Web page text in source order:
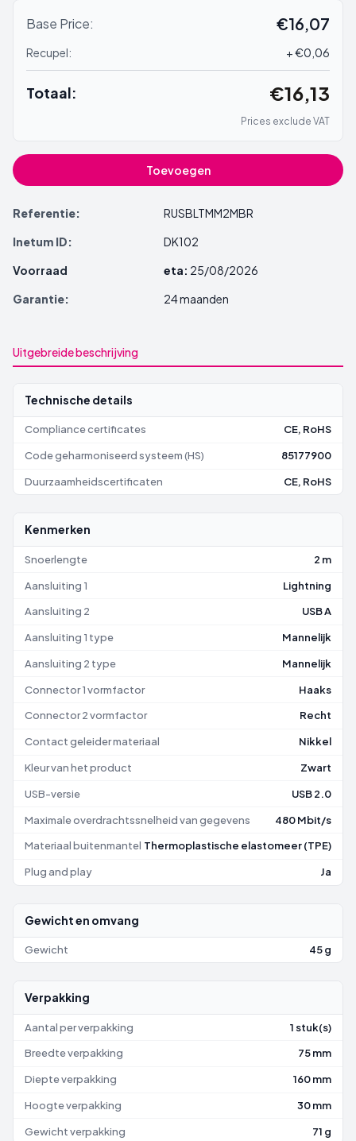
Base Price: €16,07
Recupel: + €0,06
Totaal: €16,13
Prices exclude VAT
Toevoegen
Referentie:
RUSBLTMM2MBR
Inetum ID:
DK102
Voorraad
eta: 25/08/2026
Garantie:
24 maanden
Uitgebreide beschrijving
Technische details
Compliance certificates CE, RoHS
Code geharmoniseerd systeem (HS) 85177900
Duurzaamheidscertificaten CE, RoHS
Kenmerken
Snoerlengte 2 m
Aansluiting 1 Lightning
Aansluiting 2 USB A
Aansluiting 1 type Mannelijk
Aansluiting 2 type Mannelijk
Connector 1 vormfactor Haaks
Connector 2 vormfactor Recht
Contact geleider materiaal Nikkel
Kleur van het product Zwart
USB-versie USB 2.0
Maximale overdrachtssnelheid van gegevens 480 Mbit/s
Materiaal buitenmantel Thermoplastische elastomeer (TPE)
Plug and play Ja
Gewicht en omvang
Gewicht 45 g
Verpakking
Aantal per verpakking 1 stuk(s)
Breedte verpakking 75 mm
Diepte verpakking 160 mm
Hoogte verpakking 30 mm
Gewicht verpakking 71 g